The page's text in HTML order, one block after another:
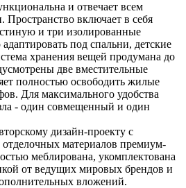
и отвечает всем
Пространство включает в себя
и три изолированные
под спальни, детские
хранения вещей продумана до
две вместительные
полностью освободить жилые
Для максимального удобства
- один совмещенный и один
дизайн-проекту с
материалов премиум-
меблирована, укомплектована
от ведущих мировых брендов и
вложений.